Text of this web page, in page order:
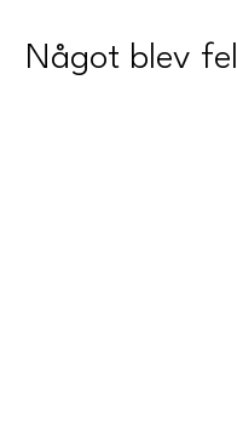
Något blev fel